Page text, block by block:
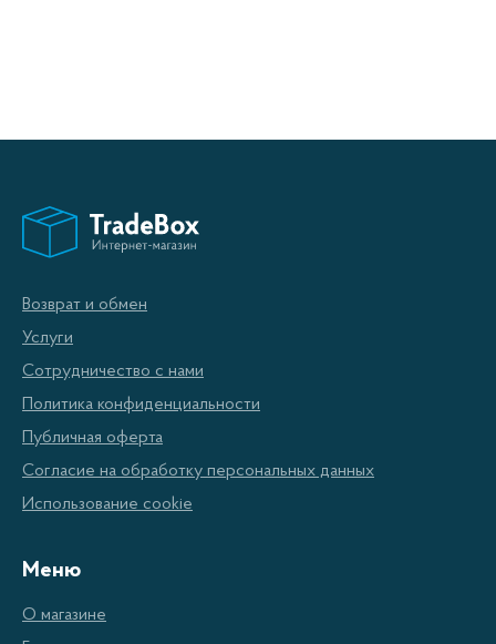
Возврат и обмен
Услуги
Сотрудничество с нами
Политика конфиденциальности
Публичная оферта
Согласие на обработку персональных данных
Использование cookie
Меню
О магазине